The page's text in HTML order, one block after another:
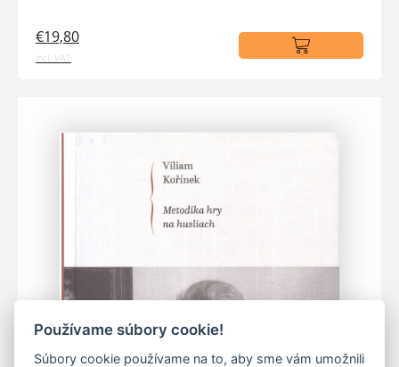
€19,80
incl. VAT
Používame súbory cookie!
Súbory cookie používame na to, aby sme vám umožnili